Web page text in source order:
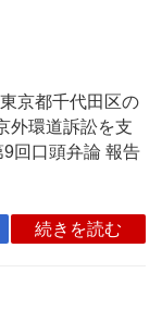
京都千代田区の
外環道訴訟を支
回口頭弁論 報告
続きを読む